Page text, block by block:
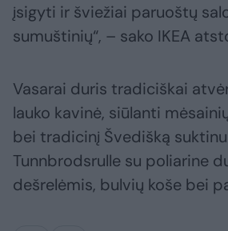
įsigyti ir šviežiai paruoštų
sumuštinių“, – sako IKEA
Vasarai duris tradiciškai
lauko kavinė, siūlanti
bei tradicinį Švedišką
Tunnbrodsrulle su poliarine
dešrelėmis, bulvių koše bei